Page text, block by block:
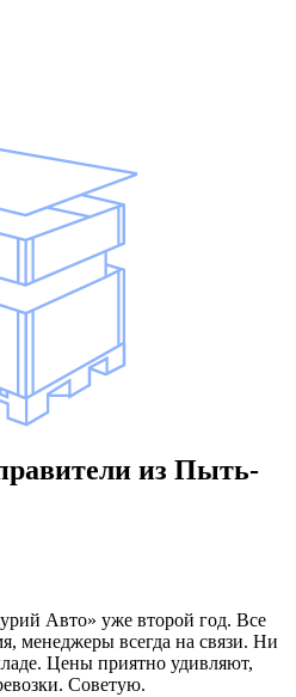
из Пыть-
Авто» уже второй год. Все
менеджеры всегда на связи. Ни
Цены приятно удивляют,
Советую.